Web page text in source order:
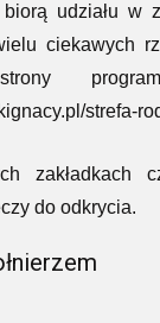
udziału w
ciekawych
strony
strefa-
zakładkach
do odkrycia.